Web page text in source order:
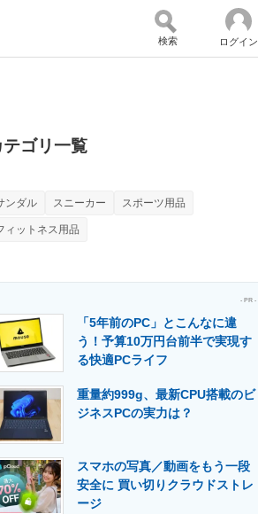
スの未来
ニティ
ディア
検索 ログイン
テゴリ一覧
ンダル スニーカー スポーツ用品
ィットネス用品
- PR -
「5年前のPC」とこんなに違
う！予算10万円台前半で実現す
る快適PCライフ
重量約999g、最新CPU搭載のビ
ジネスPCの実力は？
スマホの写真／動画をもう一段
安全に 買い切りクラウドストレ
ージ